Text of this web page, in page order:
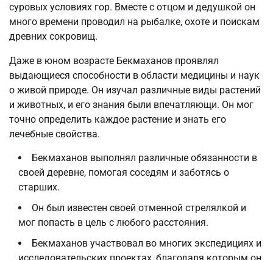
суровых условиях гор. Вместе с отцом и дедушкой он
много времени проводил на рыбалке, охоте и поискам
древних сокровищ.
Даже в юном возрасте Бекмаханов проявлял
выдающиеся способности в области медицины и наук
о живой природе. Он изучал различные виды растений
и животных, и его знания были впечатляющи. Он мог
точно определить каждое растение и знать его
лечебные свойства.
Бекмаханов выполнял различные обязанности в
своей деревне, помогая соседям и заботясь о
старших.
Он был известен своей отменной стрелялкой и
мог попасть в цель с любого расстояния.
Бекмаханов участвовал во многих экспедициях и